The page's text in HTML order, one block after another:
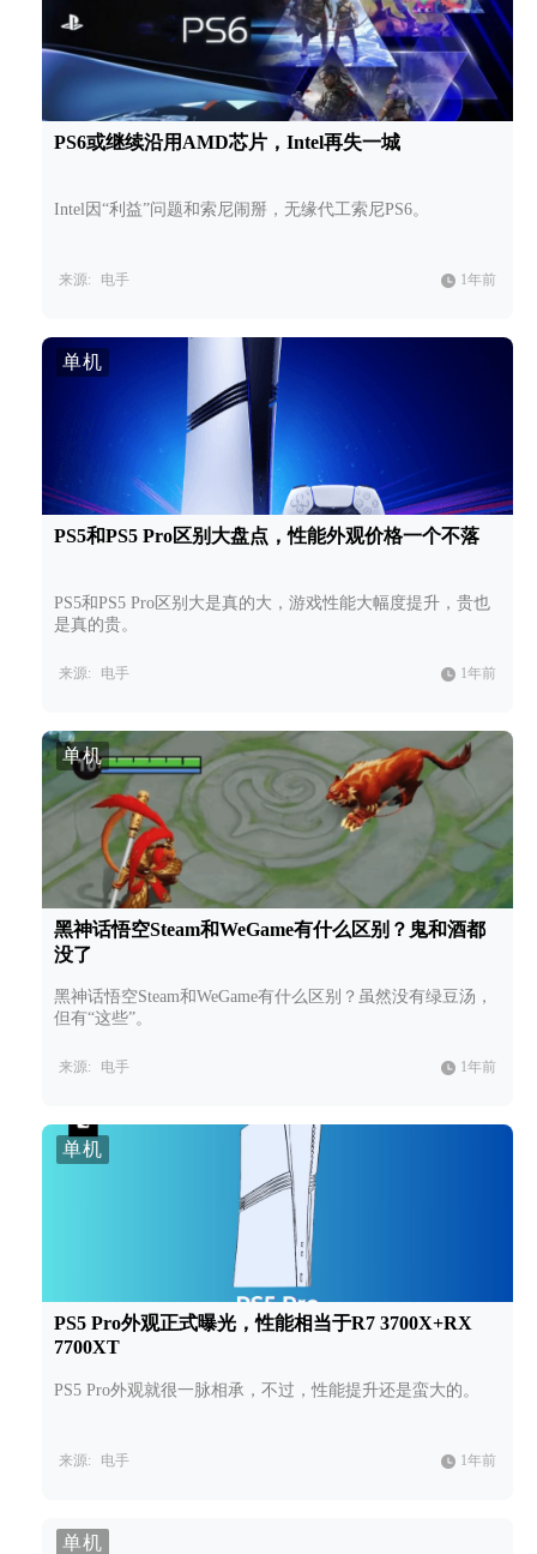
PS6或继续沿用AMD芯片，Intel再失一城
Intel因“利益”问题和索尼闹掰，无缘代工索尼PS6。
来源: 电手 1年前
单机
PS5和PS5 Pro区别大盘点，性能外观价格一个不落
PS5和PS5 Pro区别大是真的大，游戏性能大幅度提升，贵也
是真的贵。
来源: 电手 1年前
单机
黑神话悟空Steam和WeGame有什么区别？鬼和酒都
没了
黑神话悟空Steam和WeGame有什么区别？虽然没有绿豆汤，
但有“这些”。
来源: 电手 1年前
单机
PS5 Pro外观正式曝光，性能相当于R7 3700X+RX
7700XT
PS5 Pro外观就很一脉相承，不过，性能提升还是蛮大的。
来源: 电手 1年前
单机